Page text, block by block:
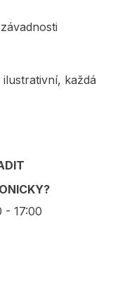
každá
- 17:00